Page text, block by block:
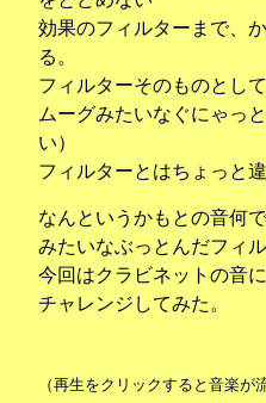
効果のフィルターまで、
る。
フィルターそのものとし
ムーグみたいなぐにゃっ
い）
フィルターとはちょっと違
なんというかもとの音何
みたいなぶっとんだフィ
今回はクラビネットの音
チャレンジしてみた。
（再生をクリックすると音楽が